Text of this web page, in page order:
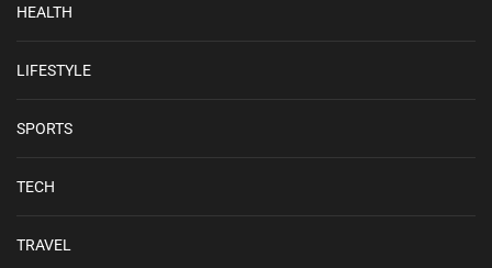
HEALTH
LIFESTYLE
SPORTS
TECH
TRAVEL